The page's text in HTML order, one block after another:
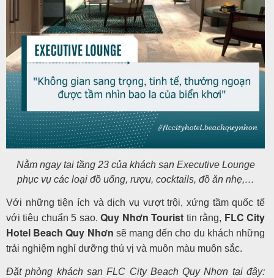
Nằm ngay tại tầng 23 của khách sạn Executive Lounge
phục vụ các loại đồ uống, rượu, cocktails, đồ ăn nhẹ,…
Với những tiện ích và dịch vụ vượt trội, xứng tầm quốc tế
với tiêu chuẩn 5 sao. Quy Nhơn Tourist tin rằng, FLC City
Hotel Beach Quy Nhơn sẽ mang đến cho du khách những
trải nghiệm nghỉ dưỡng thú vị và muôn màu muôn sắc.
Đặt phòng khách sạn FLC City Beach Quy Nhơn tại đây: